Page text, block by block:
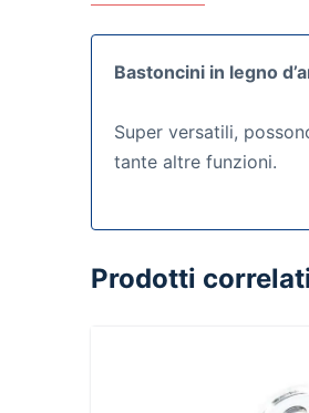
Bastoncini in legno
Super versatili,
tante altre funzioni.
Prodotti